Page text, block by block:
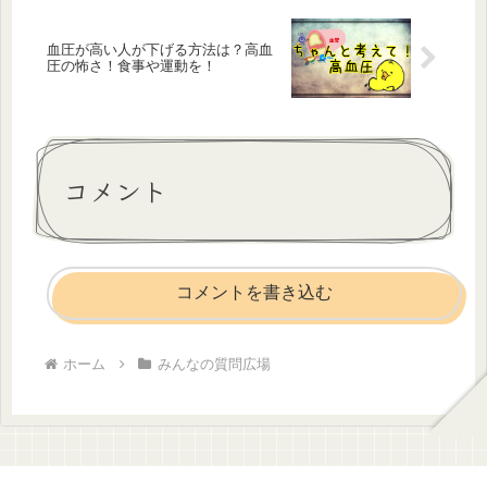
血圧が高い人が下げる方法は？高血
圧の怖さ！食事や運動を！
コメント
コメントを書き込む
ホーム みんなの質問広場